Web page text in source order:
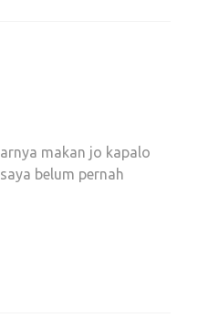
makan jo kapalo
belum pernah